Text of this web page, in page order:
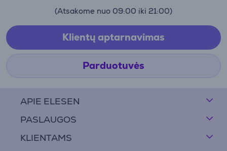
APIE ELESEN
PASLAUGOS
KLIENTAMS
(Atsakome nuo 09:00 iki 21:00)
Klientų aptarnavimas
Parduotuvės